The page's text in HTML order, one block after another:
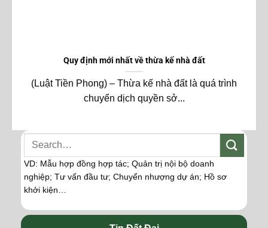
Quy định mới nhất về thừa kế nhà đất
(Luật Tiền Phong) – Thừa kế nhà đất là quá trình
chuyển dịch quyền sở...
VD: Mẫu hợp đồng hợp tác; Quản trị nội bộ doanh
nghiệp; Tư vấn đầu tư; Chuyển nhượng dự án; Hồ sơ
khởi kiện…